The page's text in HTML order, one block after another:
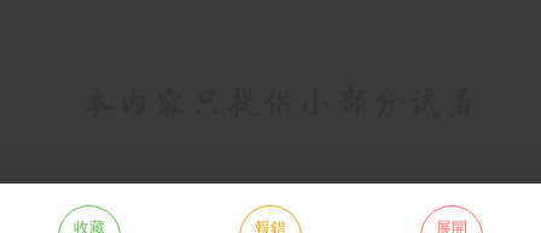
收藏 報錯 展開